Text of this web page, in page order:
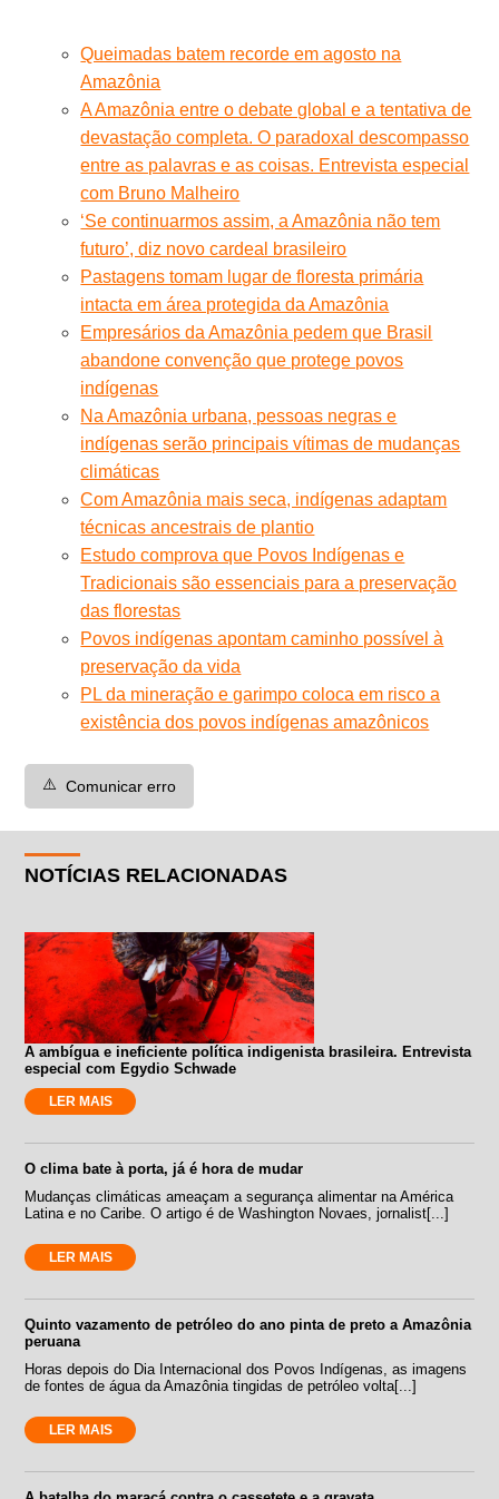
Queimadas batem recorde em agosto na
Amazônia
A Amazônia entre o debate global e a tentativa de
devastação completa. O paradoxal descompasso
entre as palavras e as coisas. Entrevista especial
com Bruno Malheiro
‘Se continuarmos assim, a Amazônia não tem
futuro’, diz novo cardeal brasileiro
Pastagens tomam lugar de floresta primária
intacta em área protegida da Amazônia
Empresários da Amazônia pedem que Brasil
abandone convenção que protege povos
indígenas
Na Amazônia urbana, pessoas negras e
indígenas serão principais vítimas de mudanças
climáticas
Com Amazônia mais seca, indígenas adaptam
técnicas ancestrais de plantio
Estudo comprova que Povos Indígenas e
Tradicionais são essenciais para a preservação
das florestas
Povos indígenas apontam caminho possível à
preservação da vida
PL da mineração e garimpo coloca em risco a
existência dos povos indígenas amazônicos
⚠️ Comunicar erro
NOTÍCIAS RELACIONADAS
A ambígua e ineficiente política indigenista brasileira. Entrevista
especial com Egydio Schwade
LER MAIS
O clima bate à porta, já é hora de mudar
Mudanças climáticas ameaçam a segurança alimentar na América
Latina e no Caribe. O artigo é de Washington Novaes, jornalist[...]
LER MAIS
Quinto vazamento de petróleo do ano pinta de preto a Amazônia
peruana
Horas depois do Dia Internacional dos Povos Indígenas, as imagens
de fontes de água da Amazônia tingidas de petróleo volta[...]
LER MAIS